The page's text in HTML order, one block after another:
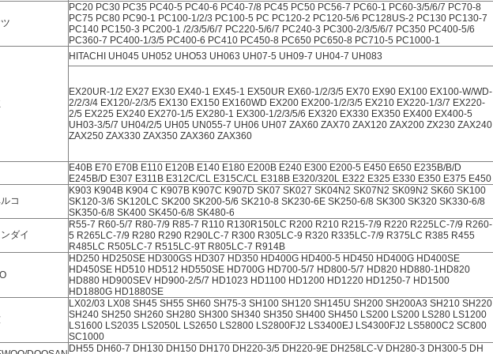
PC20 PC30 PC35 PC40-5 PC40-6 PC40-7/8 PC45 PC50 PC56-7 PC60-1 PC60-3/5/6/7 PC70-8
PC75 PC80 PC90-1 PC100-1/2/3 PC100-5 PC PC120-2 PC120-5/6 PC128US-2 PC130 PC130-7
PC140 PC150-3 PC200-1 /2/3/5/6/7 PC220-5/6/7 PC240-3 PC300-2/3/5/6/7 PC350 PC400-5/6
PC360-7 PC400-1/3/5 PC400-6 PC410 PC450-8 PC650 PC650-8 PC710-5 PC1000-1
HITACHI UH045 UH052 UHO53 UH063 UH07-5 UH09-7 UH04-7 UH083
EX20UR-1/2 EX27 EX30 EX40-1 EX45-1 EX50UR EX60-1/2/3/5 EX70 EX90 EX100 EX100-W/WD-
2/2/3/4 EX120/-2/3/5 EX130 EX150 EX160WD EX200 EX200-1/2/3/5 EX210 EX220-1/3/7 EX220-
2/5 EX225 EX240 EX270-1/5 EX280-1 EX300-1/2/3/5/6 EX320 EX330 EX350 EX400 EX400-5
UH03-3/5/7 UH04/2/5 UH05 UN055-7 UH06 UH07 ZAX60 ZAX70 ZAX120 ZAX200 ZX230 ZAX240
ZAX250 ZAX330 ZAX350 ZAX360 ZAX360
E40B E70 E70B E110 E120B E140 E180 E200B E240 E300 E200-5 E450 E650 E235B/B/D
E245B/D E307 E311B E312C/CL E315C/CL E318B E320/320L E322 E325 E330 E350 E375 E450
コ
K903 K904B K904 C K907B K907C K907D SK07 SK027 SK04N2 SK07N2 SK09N2 SK60 SK100
SK120-3/6 SK120LC SK200 SK200-5/6 SK210-8 SK230-6E SK250-6/8 SK300 SK320 SK330-6/8
SK350-6/8 SK400 SK450-6/8 SK480-6
ダイ
R55-7 R60-5/7 R80-7/9 R85-7 R110 R130R150LC R200 R210 R215-7/9 R220 R225LC-7/9 R260-
5 R265LC-7/9 R280 R290 R290LC-7 R300 R305LC-9 R320 R335LC-7/9 R375LC R385 R455
R485LC R505LC-7 R515LC-9T R805LC-7 R914B
HD250 HD250SE HD300GS HD307 HD350 HD400G HD400-5 HD450 HD400G HD400SE
HD450SE HD510 HD512 HD550SE HD700G HD700-5/7 HD800-5/7 HD820 HD880-1HD820
HD880 HD900SEV HD900-2/5/7 HD1023 HD1100 HD1200 HD1220 HD1250-7 HD1500
HD1880G HD1880SE
LX02/03 LX08 SH45 SH55 SH60 SH75-3 SH100 SH120 SH145U SH200 SH200A3 SH210 SH220
SH240 SH250 SH260 SH280 SH300 SH340 SH350 SH400 SH450 LS200 LS200 LS280 LS1200
LS1600 LS2035 LS2050L LS2650 LS2800 LS2800FJ2 LS3400EJ LS4300FJ2 LS5800C2 SC800
SC1000
DH55 DH60-7 DH130 DH150 DH170 DH220-3/5 DH220-9E DH258LC-V DH280-3 DH300-5 DH